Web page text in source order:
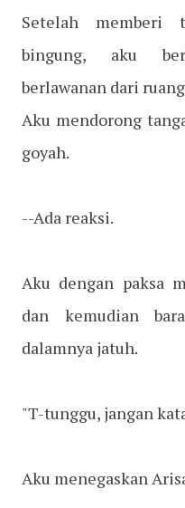
Setelah memberi
bingung, aku
berlawanan dari
Aku mendorong
goyah.
--Ada reaksi.
Aku dengan paksa
dan kemudian
dalamnya jatuh.
"T-tunggu, jangan
Aku menegaskan